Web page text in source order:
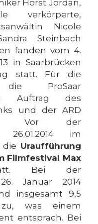
Horst Jordan,
verkörperte,
Nicole
Steinbach
fanden vom 4.
in Saarbrücken
statt. Für die
ProSaar
Auftrag des
und der ARD
Vor der
26.01.2014 im
die Uraufführung
Filmfestival Max
Bei der
Januar 2014
insgesamt 9,5
was einem
entsprach. Bei